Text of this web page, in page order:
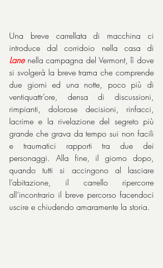
Una breve carrellata di macchina ci
Lane nella campagna del Vermont, lì dove
si svolgerà la breve trama che comprende
due giorni ed una notte, poco più di
ventiquattr’ore, densa di discussioni,
rimpianti, dolorose decisioni, rinfacci,
lacrime e la rivelazione del segreto più
grande che grava da tempo sui non facili
e traumatici rapporti tra due dei
personaggi. Alla fine, il giorno dopo,
quando tutti si accingono al lasciare
l’abitazione, il carrello ripercorre
all’incontrario il breve percorso facendoci
uscire e chiudendo amaramente la storia.